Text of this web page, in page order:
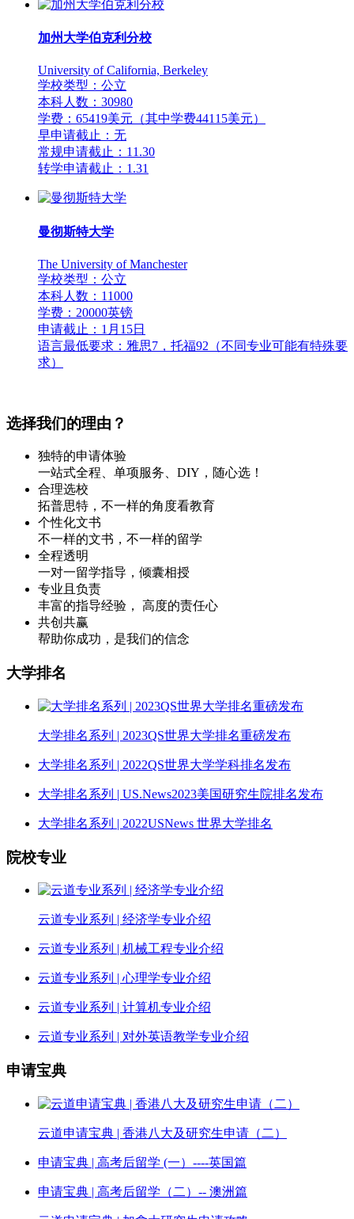
加州大学伯克利分校
University of California, Berkeley
学校类型：公立
本科人数：30980
学费：65419美元（其中学费44115美元）
早申请截止：无
常规申请截止：11.30
转学申请截止：1.31
曼彻斯特大学
The University of Manchester
学校类型：公立
本科人数：11000
学费：20000英镑
申请截止：1月15日
语言最低要求：雅思7，托福92（不同专业可能有特殊要
求）
选择我们的理由？
独特的申请体验
一站式全程、单项服务、DIY，随心选！
合理选校
拓普思特，不一样的角度看教育
个性化文书
不一样的文书，不一样的留学
全程透明
一对一留学指导，倾囊相授
专业且负责
丰富的指导经验， 高度的责任心
共创共赢
帮助你成功，是我们的信念
大学排名
大学排名系列 | 2023QS世界大学排名重磅发布
大学排名系列 | 2022QS世界大学学科排名发布
大学排名系列 | US.News2023美国研究生院排名发布
大学排名系列 | 2022USNews 世界大学排名
院校专业
云道专业系列 | 经济学专业介绍
云道专业系列 | 机械工程专业介绍
云道专业系列 | 心理学专业介绍
云道专业系列 | 计算机专业介绍
云道专业系列 | 对外英语教学专业介绍
申请宝典
云道申请宝典 | 香港八大及研究生申请（二）
申请宝典 | 高考后留学 (一）----英国篇
申请宝典 | 高考后留学（二）-- 澳洲篇